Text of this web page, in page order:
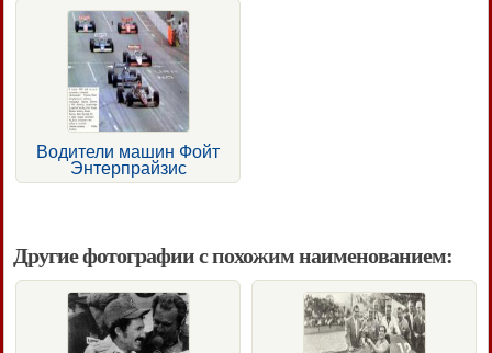
Водители машин Фойт
Энтерпрайзис
Другие фотографии с похожим наименованием: